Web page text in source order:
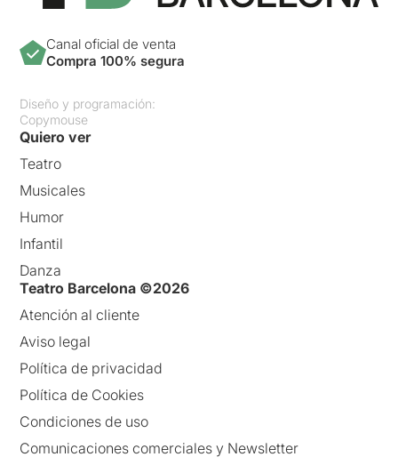
Canal oficial de venta
Compra 100% segura
Diseño y programación:
Copymouse
Quiero ver
Teatro
Musicales
Humor
Infantil
Danza
Teatro Barcelona ©2026
Atención al cliente
Aviso legal
Política de privacidad
Política de Cookies
Condiciones de uso
Comunicaciones comerciales y Newsletter